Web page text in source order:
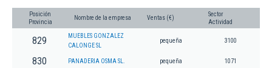
Posición
Provincia
Nombre de la empresa Ventas (€)
Sector
Actividad
829
MUEBLES GONZALEZ
CALONGE SL
pequeña 3100
830 PANADERIA OSMA SL. pequeña 1071